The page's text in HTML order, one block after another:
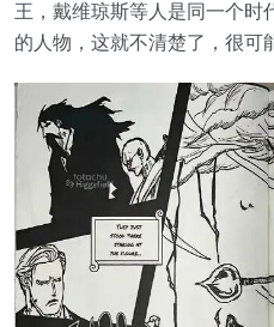
王，戴维琼斯等人是同一个时
的人物，这就不清楚了，很可